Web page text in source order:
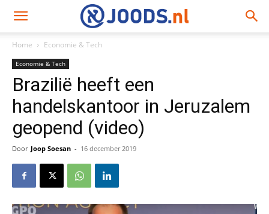
Home Economie & Tech
Economie & Tech
Brazilië heeft een
handelskantoor in Jeruzalem
geopend (video)
Door Joop Soesan - 16 december 2019